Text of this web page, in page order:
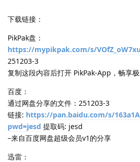
下载链接：
PikPak盘：
https://mypikpak.com/s/
251203-3
复制这段内容后打开 PikPak-App，畅享
百度：
通过网盘分享的文件：251203-3
链接: https://pan.baidu.com/s/
pwd=jesd 提取码: jesd
–来自百度网盘超级会员v1的分享
迅雷：